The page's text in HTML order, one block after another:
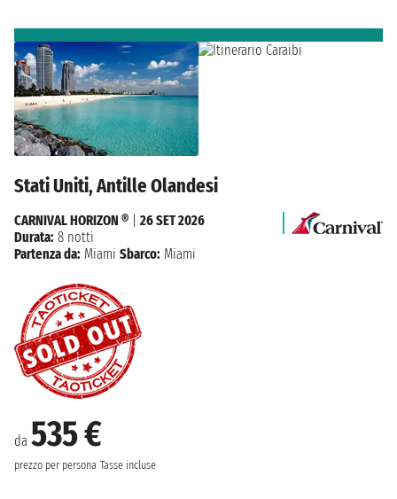
Stati Uniti, Antille Olandesi
da 535 €
prezzo per persona Tasse incluse
CARNIVAL HORIZON ®
26 SET 2026
Durata: 8 notti
Partenza da: Miami Sbarco: Miami